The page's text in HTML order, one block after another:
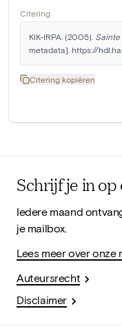
Citering
KIK-IRPA. (2005). Sainte
metadata]. https://
Citering kopiëren
Schrijf je in
Iedere maand
je mailbox.
Lees meer over onze
Auteursrecht
Disclaimer